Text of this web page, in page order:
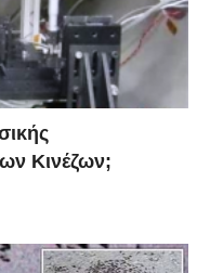
Κινέζων;